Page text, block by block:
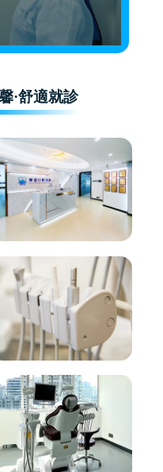
·舒適就診